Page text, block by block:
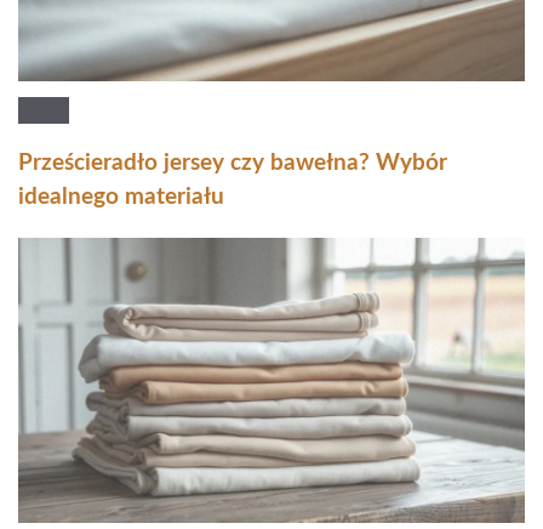
Prześcieradło jersey czy bawełna? Wybór
idealnego materiału